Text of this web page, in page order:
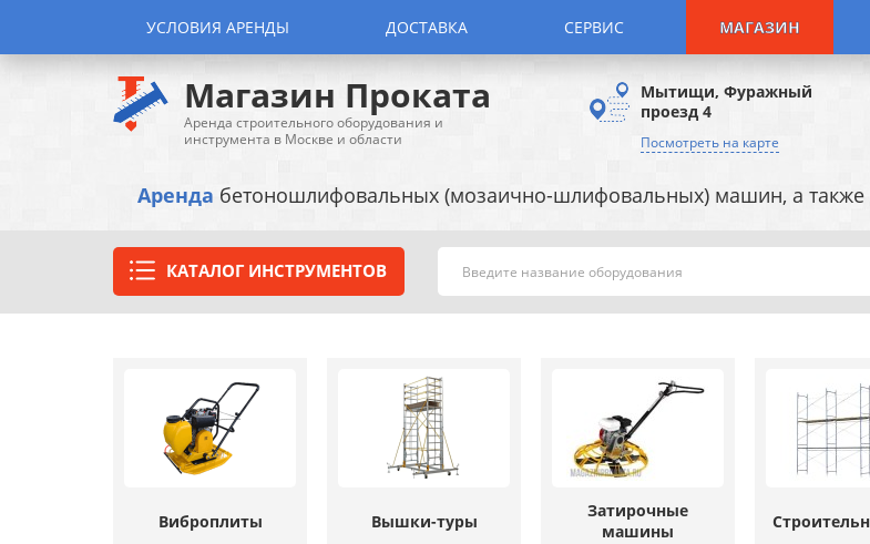
УСЛОВИЯ АРЕНДЫ ДОСТАВКА СЕРВИС МАГАЗИН
Магазин Проката
Аренда строительного оборудования и
инструмента в Москве и области
Мытищи, Фуражный
проезд 4
Посмотреть на карте
Аренда бетоношлифовальных (мозаично-шлифовальных) машин, а также
КАТАЛОГ ИНСТРУМЕНТОВ Поиск
Виброплиты Вышки-туры
Затирочные
машины